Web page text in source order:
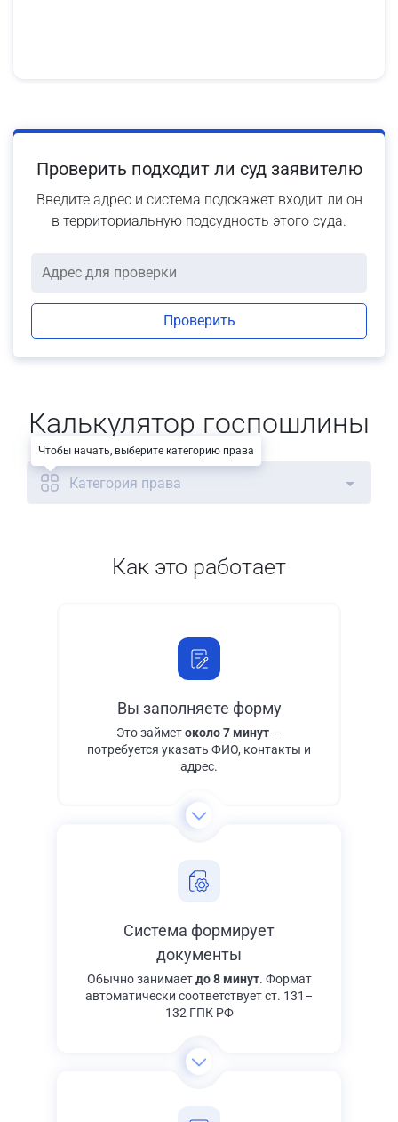
Проверить подходит ли суд заявителю
Введите адрес и система подскажет входит ли он
в территориальную подсудность этого суда.
Проверить
Калькулятор госпошлины
Категория права
Как это работает
Вы заполняете форму
Это займетоколо 7 минут —
потребуется указать ФИО, контакты и
адрес.
Система формирует
документы
Обычно занимаетдо 8 минут. Формат
автоматически соответствует ст. 131–
132 ГПК РФ
Чтобы начать, выберите категорию права